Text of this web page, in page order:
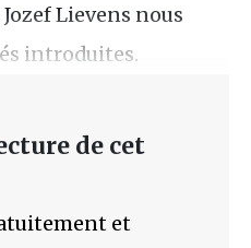
Lievens nous
introduites.
de cet
et